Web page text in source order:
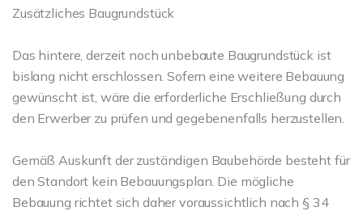
Zusätzliches Baugrundstück
Das hintere, derzeit noch unbebaute Baugrundstück ist
bislang nicht erschlossen. Sofern eine weitere Bebauung
gewünscht ist, wäre die erforderliche Erschließung durch
den Erwerber zu prüfen und gegebenenfalls herzustellen.
Gemäß Auskunft der zuständigen Baubehörde besteht für
den Standort kein Bebauungsplan. Die mögliche
Bebauung richtet sich daher voraussichtlich nach § 34